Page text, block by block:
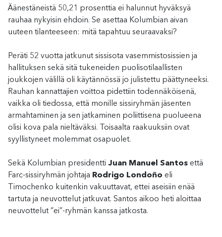
Äänestäneistä 50,21 prosenttia ei halunnut hyväksyä
rauhaa nykyisin ehdoin. Se asettaa Kolumbian aivan
uuteen tilanteeseen: mitä tapahtuu seuraavaksi?
Peräti 52 vuotta jatkunut sissisota vasemmistosissien ja
hallituksen sekä sitä tukeneiden puolisotilaallisten
joukkojen välillä oli käytännössä jo julistettu päättyneeksi.
Rauhan kannattajien voittoa pidettiin todennäköisenä,
vaikka oli tiedossa, että monille sissiryhmän jäsenten
armahtaminen ja sen jatkaminen poliittisena puolueena
olisi kova pala nieltäväksi. Toisaalta raakuuksiin ovat
syyllistyneet molemmat osapuolet.
Sekä Kolumbian presidentti Juan Manuel Santos että
Farc-sissiryhmän johtaja Rodrigo Londoño eli
Timochenko kuitenkin vakuuttavat, ettei aseisiin enää
tartuta ja neuvottelut jatkuvat. Santos aikoo heti aloittaa
neuvottelut ”ei”-ryhmän kanssa jatkosta.